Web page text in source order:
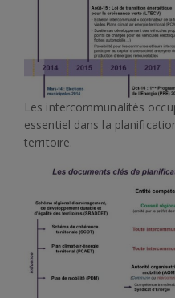
Les intercommunalités
essentiel dans la
territoire.